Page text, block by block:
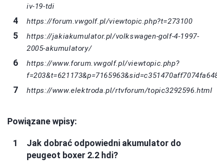
iv-19-tdi
https://forum.vwgolf.pl/viewtopic.php?t=273100
https://jakiakumulator.pl/volkswagen-golf-4-1997-
2005-akumulatory/
https://www.forum.vwgolf.pl/viewtopic.php?
https://www.elektroda.pl/rtvforum/topic3292596.html
Powiązane wpisy:
Jak dobrać odpowiedni akumulator do
peugeot boxer 2.2 hdi?